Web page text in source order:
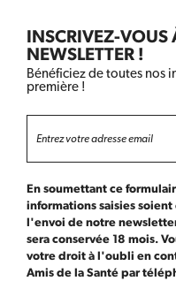
INSCRIVEZ-VOUS
NEWSLETTER !
Bénéficiez de toutes nos
première !
En soumettant ce
informations saisies
l'envoi de notre
sera conservée 18 mois.
votre droit à l'oubli en
Amis de la Santé par